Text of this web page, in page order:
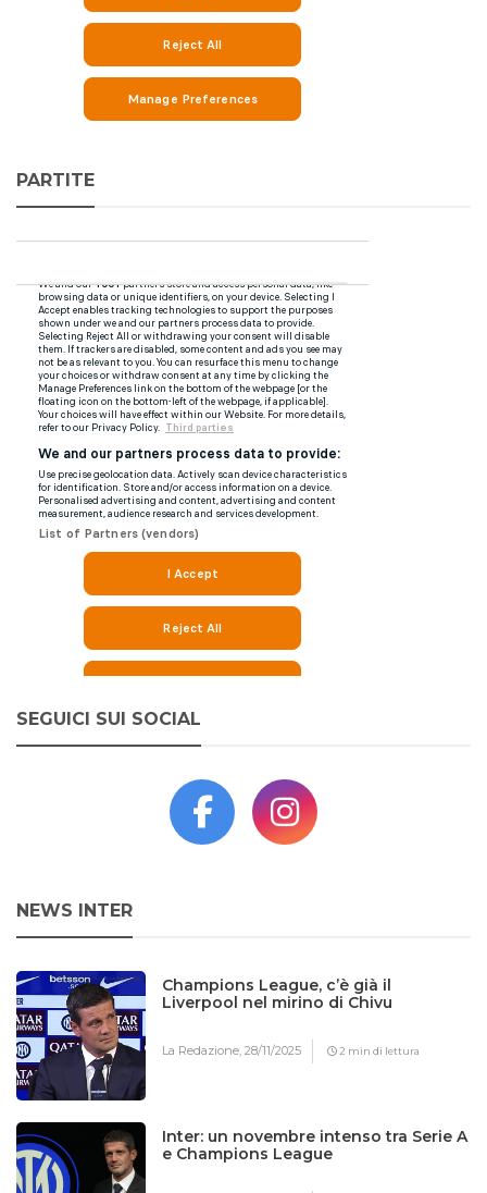
PARTITE
SEGUICI SUI SOCIAL
NEWS INTER
Champions League, c’è già il
Liverpool nel mirino di Chivu
La Redazione,28/11/2025 2 min di lettura
Inter: un novembre intenso tra Serie A
e Champions League